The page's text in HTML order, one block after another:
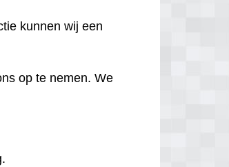
kunnen wij een
op te nemen. We